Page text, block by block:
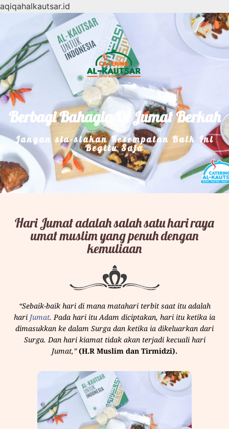
aqiqahalkautsar.id
Berbagi Bahagia Di Jumat Berkah
Jangan sia-siakan Kesempatan Baik Ini
Begitu Saja
Hari Jumat adalah salah satu hari raya
umat muslim yang penuh dengan
kemuliaan
“Sebaik-baik hari di mana matahari terbit saat itu adalah
hari Jumat. Pada hari itu Adam diciptakan, hari itu ketika ia
dimasukkan ke dalam Surga dan ketika ia dikeluarkan dari
Surga. Dan hari kiamat tidak akan terjadi kecuali hari
Jumat,” (H.R Muslim dan Tirmidzi).